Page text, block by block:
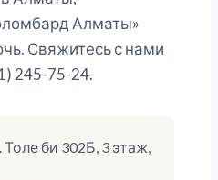
Алматы»
Свяжитесь с нами
245-75-24.
Толе би 302Б, 3 этаж,